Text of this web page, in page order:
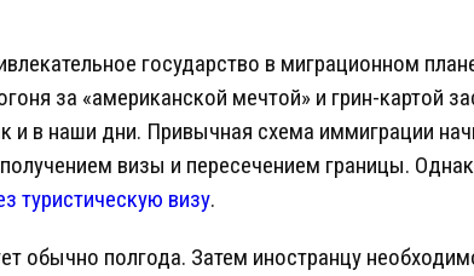
государство в миграционном
за «американской мечтой» и грин-картой
и в наши дни. Привычная схема иммиграции
визы и пересечением границы.
туристическую визу.
обычно полгода. Затем иностранцу